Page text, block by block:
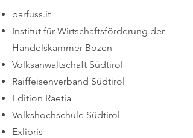
barfuss.it
Institut für Wirtschaftsförderung der
Handelskammer Bozen
Volksanwaltschaft Südtirol
Raiffeisenverband Südtirol
Edition Raetia
Volkshochschule Südtirol
Exlibris